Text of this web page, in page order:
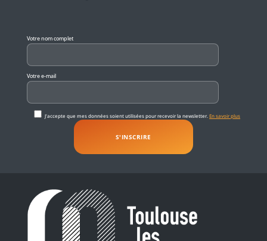
Votre nom complet
Votre e-mail
J'accepte que mes données soient utilisées pour recevoir la newsletter.En savoir plus